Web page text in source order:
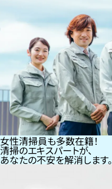
女性清掃員も多数在籍！
清掃のエキスパートが、
あなたの不安を解消します。